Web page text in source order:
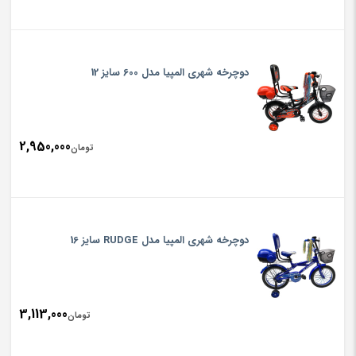
دوچرخه شهری المپیا مدل 600 سایز 12
تومان2,950,000
دوچرخه شهری المپیا مدل RUDGE سایز 16
تومان3,113,000